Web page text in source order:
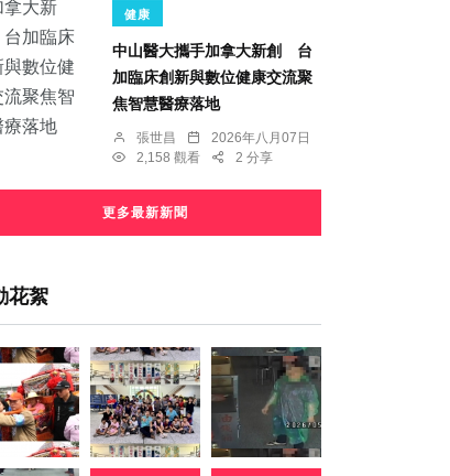
健康
中山醫大攜手加拿大新創 台
加臨床創新與數位健康交流聚
焦智慧醫療落地
張世昌
2026年八月07日
2,158 觀看
2 分享
更多最新新聞
花絮